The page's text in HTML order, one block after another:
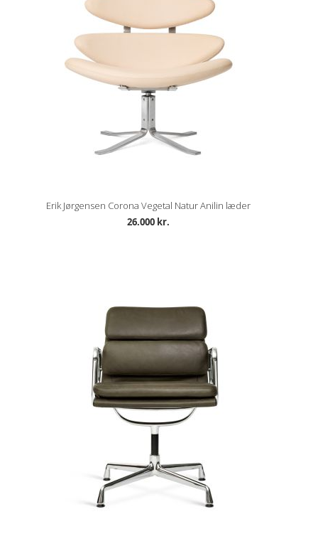
Erik Jørgensen Corona Vegetal Natur Anilin læder
26.000 kr.